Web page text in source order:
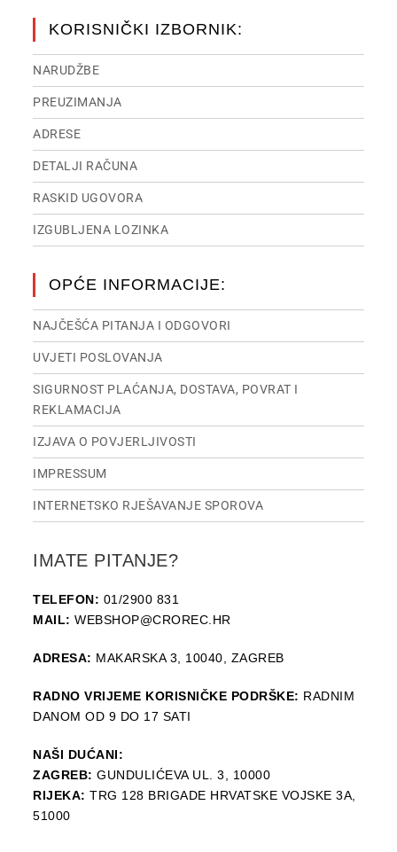
KORISNIČKI IZBORNIK:
NARUDŽBE
PREUZIMANJA
ADRESE
DETALJI RAČUNA
RASKID UGOVORA
IZGUBLJENA LOZINKA
OPĆE INFORMACIJE:
NAJČEŠĆA PITANJA I ODGOVORI
UVJETI POSLOVANJA
SIGURNOST PLAĆANJA, DOSTAVA, POVRAT I
REKLAMACIJA
IZJAVA O POVJERLJIVOSTI
IMPRESSUM
INTERNETSKO RJEŠAVANJE SPOROVA
IMATE PITANJE?
TELEFON: 01/2900 831
MAIL: WEBSHOP@CROREC.HR
ADRESA: MAKARSKA 3, 10040, ZAGREB
RADNO VRIJEME KORISNIČKE PODRŠKE: RADNIM
DANOM OD 9 DO 17 SATI
NAŠI DUĆANI:
ZAGREB: GUNDULIĆEVA UL. 3, 10000
RIJEKA: TRG 128 BRIGADE HRVATSKE VOJSKE 3A,
51000